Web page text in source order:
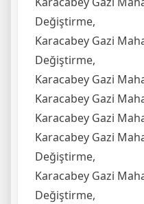
Değiştirme,
Karacabey Gazi
Değiştirme,
Karacabey Gazi
Karacabey Gazi
Karacabey Gazi
Karacabey Gazi
Değiştirme,
Karacabey Gazi
Değiştirme,